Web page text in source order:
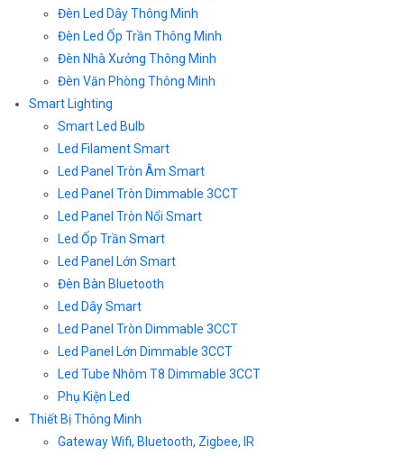
Đèn Led Dây Thông Minh
Đèn Led Ốp Trần Thông Minh
Đèn Nhà Xưởng Thông Minh
Đèn Văn Phòng Thông Minh
Smart Lighting
Smart Led Bulb
Led Filament Smart
Led Panel Tròn Âm Smart
Led Panel Tròn Dimmable 3CCT
Led Panel Tròn Nổi Smart
Led Ốp Trần Smart
Led Panel Lớn Smart
Đèn Bàn Bluetooth
Led Dây Smart
Led Panel Tròn Dimmable 3CCT
Led Panel Lớn Dimmable 3CCT
Led Tube Nhôm T8 Dimmable 3CCT
Phụ Kiện Led
Thiết Bị Thông Minh
Gateway Wifi, Bluetooth, Zigbee, IR